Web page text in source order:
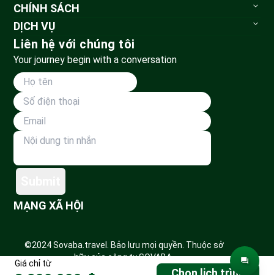
Giá chỉ từ
Sovaba.travel
CHÍNH SÁCH
Bảo mật thông tin
Đặt tour
Huỷ tour & hoàn tiền
Phương thức vận chuyển
Thanh toán
DỊCH VỤ
Tour du lịch
Vé vui chơi
Tour đoàn
Land Tour
Dành cho đối tác
Liên hệ với chúng tôi
Your journey begin with a conversation
MẠNG XÃ HỘI
©2024 Sovaba.travel. Bảo lưu mọi quyền. Thuộc sở
hữu của công ty SOVABA.